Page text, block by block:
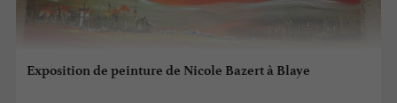
Exposition de peinture de Nicole Bazert à Blaye